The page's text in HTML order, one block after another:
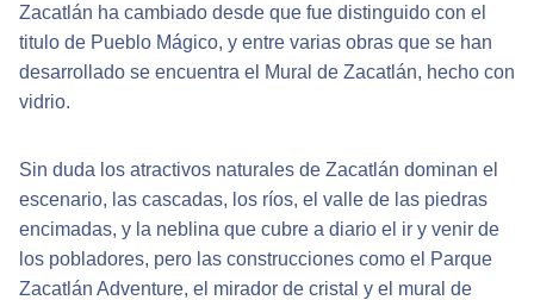
Zacatlán ha cambiado desde que fue distinguido con el
titulo de Pueblo Mágico, y entre varias obras que se han
desarrollado se encuentra el Mural de Zacatlán, hecho con
vidrio.
Sin duda los atractivos naturales de Zacatlán dominan el
escenario, las cascadas, los ríos, el valle de las piedras
encimadas, y la neblina que cubre a diario el ir y venir de
los pobladores, pero las construcciones como el Parque
Zacatlán Adventure, el mirador de cristal y el mural de